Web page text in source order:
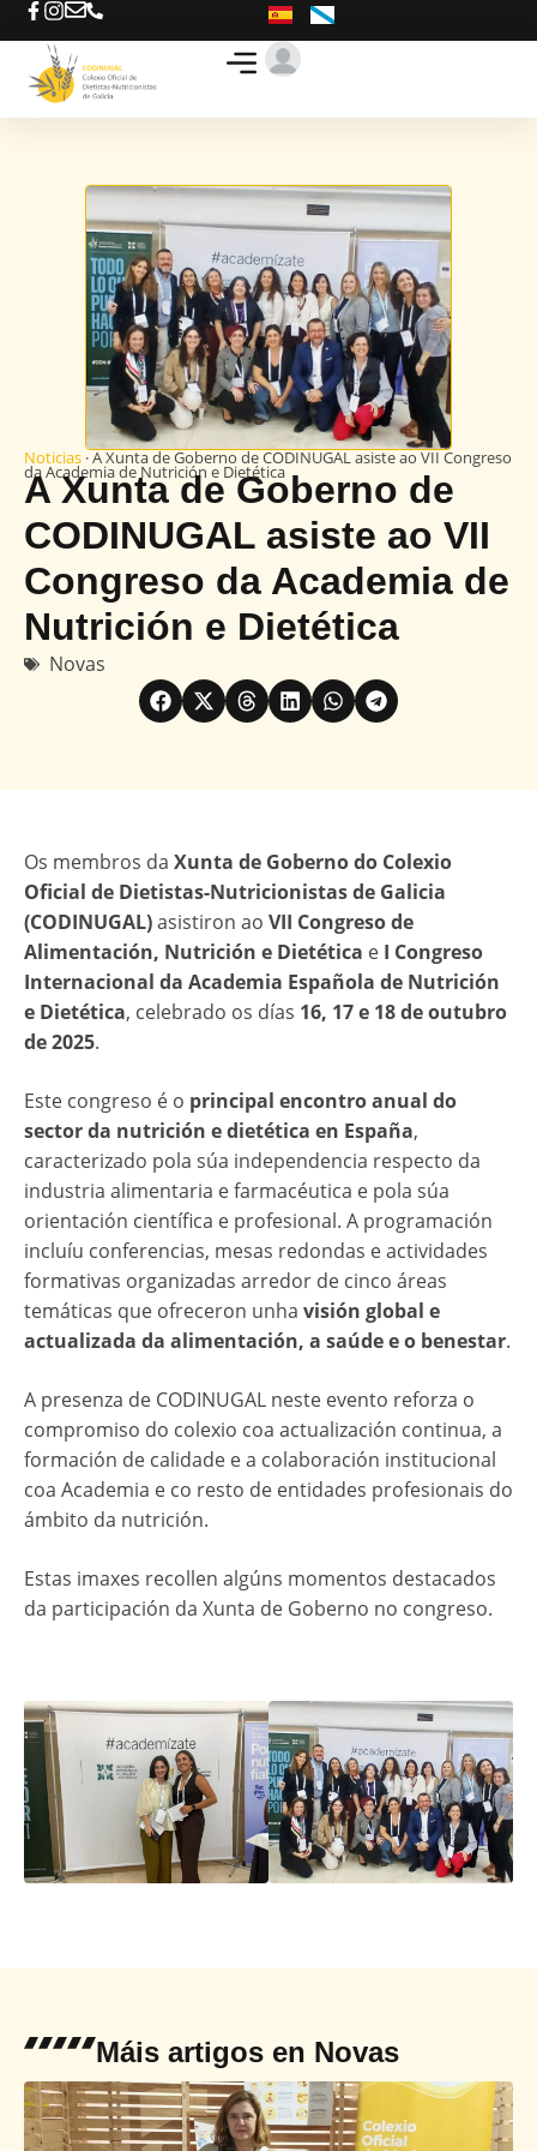
Noticias · A Xunta de Goberno de CODINUGAL asiste ao VII Congreso
da Academia de Nutrición e Dietética
A Xunta de Goberno de
CODINUGAL asiste ao VII
Congreso da Academia de
Nutrición e Dietética
Novas
Os membros da Xunta de Goberno do Colexio
Oficial de Dietistas-Nutricionistas de Galicia
(CODINUGAL)asistiron ao VII Congreso de
Alimentación, Nutrición e Dietética e I Congreso
Internacional da Academia Española de Nutrición
e Dietética, celebrado os días 16, 17 e 18 de outubro
de 2025.
Este congreso é o principal encontro anual do
sector da nutrición e dietética en España,
caracterizado pola súa independencia respecto da
industria alimentaria e farmacéutica e pola súa
orientación científica e profesional. A programación
incluíu conferencias, mesas redondas e actividades
formativas organizadas arredor de cinco áreas
temáticas que ofreceron unha visión global e
actualizada da alimentación, a saúde e o benestar.
A presenza de CODINUGAL neste evento reforza o
compromiso do colexio coa actualización continua, a
formación de calidade e a colaboración institucional
coa Academia e co resto de entidades profesionais do
ámbito da nutrición.
Estas imaxes recollen algúns momentos destacados
da participación da Xunta de Goberno no congreso.
Máis artigos en Novas